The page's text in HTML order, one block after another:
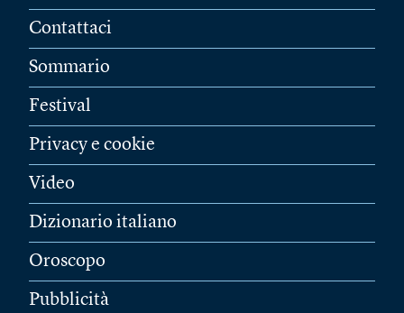
Contattaci
Sommario
Festival
Privacy e cookie
Video
Dizionario italiano
Oroscopo
Pubblicità